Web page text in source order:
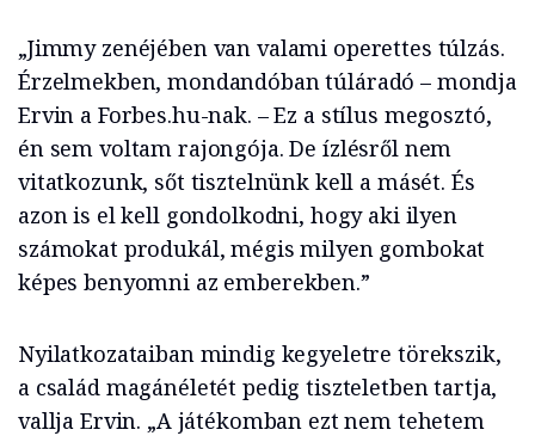
„Jimmy zenéjében van valami operettes túlzás.
Érzelmekben, mondandóban túláradó – mondja
Ervin a Forbes.hu-nak. – Ez a stílus megosztó,
én sem voltam rajongója. De ízlésről nem
vitatkozunk, sőt tisztelnünk kell a másét. És
azon is el kell gondolkodni, hogy aki ilyen
számokat produkál, mégis milyen gombokat
képes benyomni az emberekben.”
Nyilatkozataiban mindig kegyeletre törekszik,
a család magánéletét pedig tiszteletben tartja,
vallja Ervin. „A játékomban ezt nem tehetem